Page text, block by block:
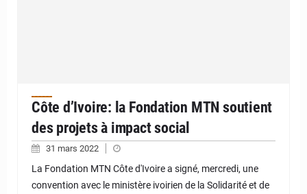
Côte d’Ivoire: la Fondation MTN soutient
des projets à impact social
31 mars 2022
La Fondation MTN Côte d'Ivoire a signé, mercredi, une
convention avec le ministère ivoirien de la Solidarité et de